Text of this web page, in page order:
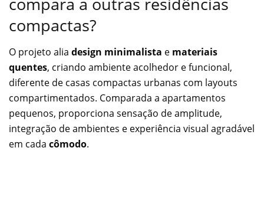
compactas?
O projeto alia design minimalista e materiais
quentes, criando ambiente acolhedor e funcional,
diferente de casas compactas urbanas com layouts
compartimentados. Comparada a apartamentos
pequenos, proporciona sensação de amplitude,
integração de ambientes e experiência visual agradável
em cada cômodo.